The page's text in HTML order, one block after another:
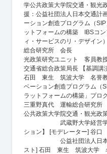
学公共政策大学院交通・観光
援：公益社団法人日本交通
ーション創造プログラム（
ットフォームの構築 IBSコン
ィ・サービスのリ・デザイ
総合研究所 会長 東京
光政策研究ユニット 客員教
交通省総合政策局長 【基調講
石田 東生 筑波大学
ベーション創造プログラム（
ラットフォームの構築」プ
三重野真代 運輸総合
公共政策大学院交通・観光
武蔵野大学経営学部
ション】 [モデレーター]
公益社団法人日本交通
スト] 石田 東生 筑波